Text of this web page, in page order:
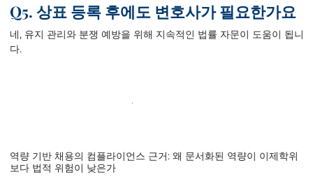
Q5. 상표 등록 후에도 변호사가 필요한가요
네, 유지 관리와 분쟁 예방을 위해 지속적인 법률 자문이 도움이 됩니
다.
역량 기반 채용의 컴플라이언스 근거: 왜 문서화된 역량이 이제학위
보다 법적 위험이 낮은가